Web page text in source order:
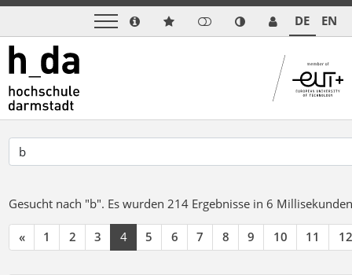
DE EN
Gesucht nach "b". Es wurden 214 Ergebnisse in 6
« 1 2 3 4 5 6 7 8 9 10 11 12